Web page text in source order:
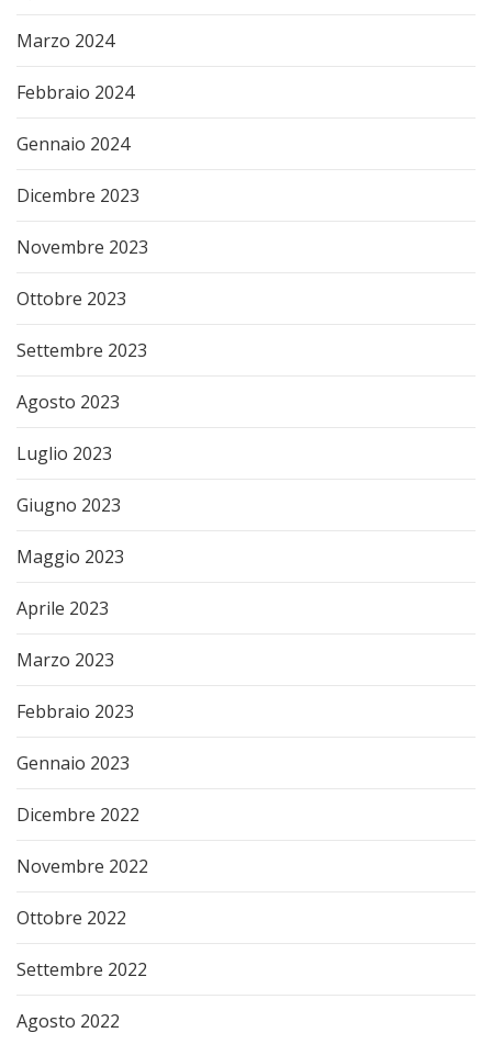
Marzo 2024
Febbraio 2024
Gennaio 2024
Dicembre 2023
Novembre 2023
Ottobre 2023
Settembre 2023
Agosto 2023
Luglio 2023
Giugno 2023
Maggio 2023
Aprile 2023
Marzo 2023
Febbraio 2023
Gennaio 2023
Dicembre 2022
Novembre 2022
Ottobre 2022
Settembre 2022
Agosto 2022